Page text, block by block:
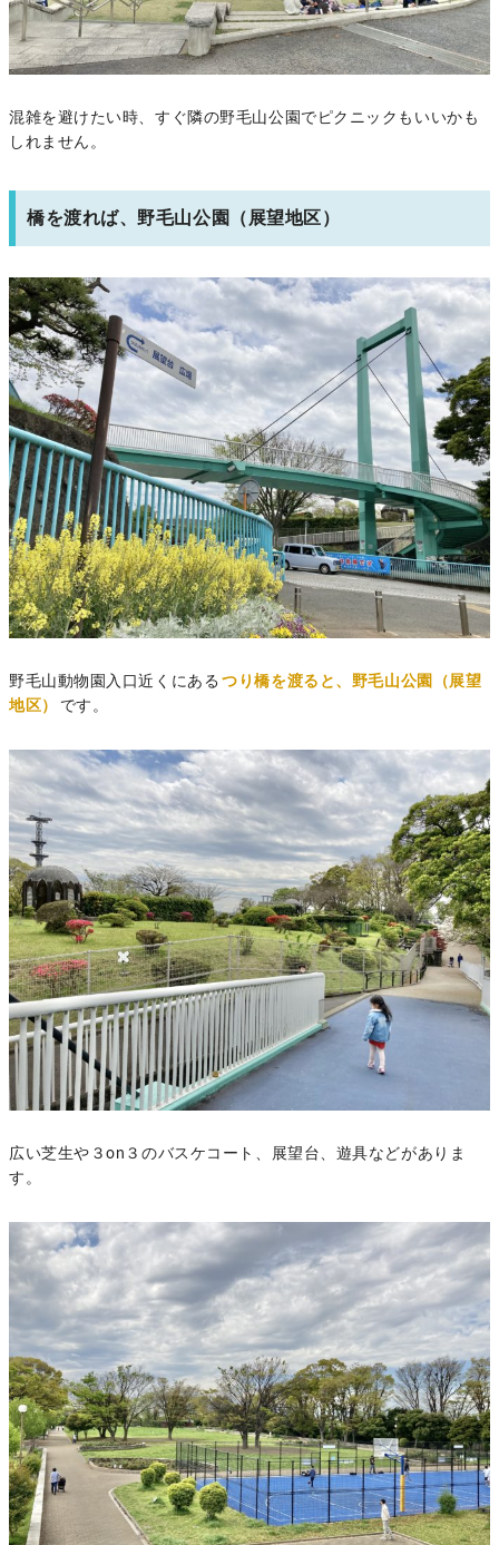
混雑を避けたい時、すぐ隣の野毛山公園でピクニックもいいかも
しれません。
橋を渡れば、野毛山公園（展望地区）
野毛山動物園入口近くにある つり橋を渡ると、野毛山公園（展望
地区）
です。
広い芝生や３on３のバスケコート、展望台、遊具などがありま
す。